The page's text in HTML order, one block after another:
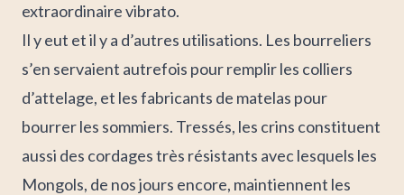
extraordinaire vibrato.
Il y eut et il y a d’autres utilisations. Les bourreliers
s’en servaient autrefois pour remplir les colliers
d’attelage, et les fabricants de matelas pour
bourrer les sommiers. Tressés, les crins constituent
aussi des cordages très résistants avec lesquels les
Mongols, de nos jours encore, maintiennent les